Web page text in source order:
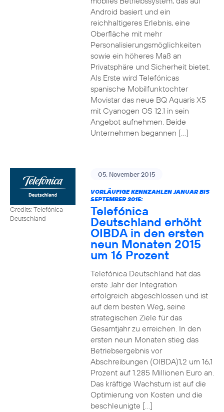
Android basiert und ein
reichhaltigeres Erlebnis, eine
Oberfläche mit mehr
Personalisierungsmöglichkeiten
sowie ein höheres Maß an
Privatsphäre und Sicherheit bietet.
Als Erste wird Telefónicas
spanische Mobilfunktochter
Movistar das neue BQ Aquaris X5
mit Cyanogen OS 12.1 in sein
Angebot aufnehmen. Beide
Unternehmen begannen […]
Credits: Telefónica
Deutschland
05. November 2015
VORLÄUFIGE KENNZAHLEN JANUAR BIS
SEPTEMBER 2015:
Telefónica
Deutschland erhöht
OIBDA in den ersten
neun Monaten 2015
um 16 Prozent
Telefónica Deutschland hat das
erste Jahr der Integration
erfolgreich abgeschlossen und ist
auf dem besten Weg, seine
strategischen Ziele für das
Gesamtjahr zu erreichen. In den
ersten neun Monaten stieg das
Betriebsergebnis vor
Abschreibungen (OIBDA)1,2 um 16,1
Prozent auf 1.285 Millionen Euro an.
Das kräftige Wachstum ist auf die
Optimierung von Kosten und die
beschleunigte […]